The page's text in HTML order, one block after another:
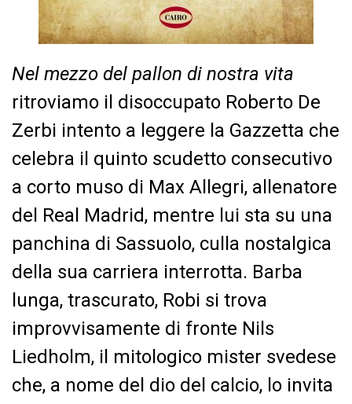
Nel mezzo del pallon di nostra vita
ritroviamo il disoccupato Roberto De
Zerbi intento a leggere la Gazzetta che
celebra il quinto scudetto consecutivo
a corto muso di Max Allegri, allenatore
del Real Madrid, mentre lui sta su una
panchina di Sassuolo, culla nostalgica
della sua carriera interrotta. Barba
lunga, trascurato, Robi si trova
improvvisamente di fronte Nils
Liedholm, il mitologico mister svedese
che, a nome del dio del calcio, lo invita